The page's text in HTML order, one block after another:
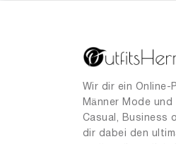
Wir dir ein Online-
Männer Mode und
Casual, Business
dir dabei den